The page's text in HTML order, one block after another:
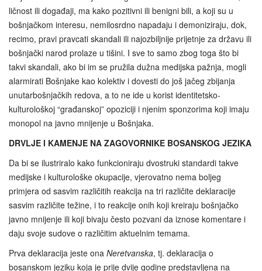
ličnost ili događaji, ma kako pozitivni ili benigni bili, a koji su u
bošnjačkom interesu, nemilosrdno napadaju i demoniziraju, dok,
recimo, pravi pravcati skandali ili najozbiljnije prijetnje za državu ili
bošnjački narod prolaze u tišini. I sve to samo zbog toga što bi
takvi skandali, ako bi im se pružila dužna medijska pažnja, mogli
alarmirati Bošnjake kao kolektiv i dovesti do još jačeg zbijanja
unutarbošnjačkih redova, a to ne ide u korist identitetsko-
kulturološkoj “građanskoj” opoziciji i njenim sponzorima koji imaju
monopol na javno mnijenje u Bošnjaka.
DRVLJE I KAMENJE NA ZAGOVORNIKE BOSANSKOG JEZIKA
Da bi se ilustriralo kako funkcioniraju dvostruki standardi takve
medijske i kulturološke okupacije, vjerovatno nema boljeg
primjera od sasvim različitih reakcija na tri različite deklaracije
sasvim različite težine, i to reakcije onih koji kreiraju bošnjačko
javno mnijenje ili koji bivaju često pozvani da iznose komentare i
daju svoje sudove o različitim aktuelnim temama.
Prva deklaracija jeste ona Neretvanska, tj. deklaracija o
bosanskom jeziku koja je prije dvije godine predstavljena na